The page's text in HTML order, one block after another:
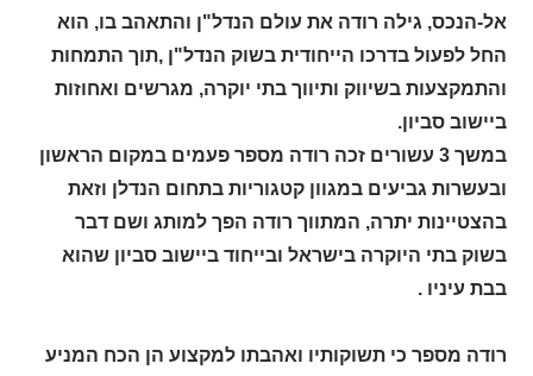
אל-הנכס, גילה רודה את עולם הנדל"ן והתאהב בו, הוא
החל לפעול בדרכו הייחודית בשוק הנדל"ן ,תוך התמחות
והתמקצעות בשיווק ותיווך בתי יוקרה, מגרשים ואחוזות
ביישוב סביון.
במשך 3 עשורים זכה רודה מספר פעמים במקום הראשון
ובעשרות גביעים במגוון קטגוריות בתחום הנדלן וזאת
בהצטיינות יתרה, המתווך רודה הפך למותג ושם דבר
בשוק בתי היוקרה בישראל ובייחוד ביישוב סביון שהוא
בבת עיניו .
רודה מספר כי תשוקותיו ואהבתו למקצוע הן הכח המניע